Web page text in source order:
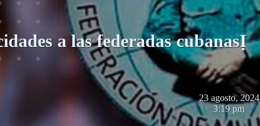
a las federadas cubanasỊ
23 agosto, 2024
3:19 pm